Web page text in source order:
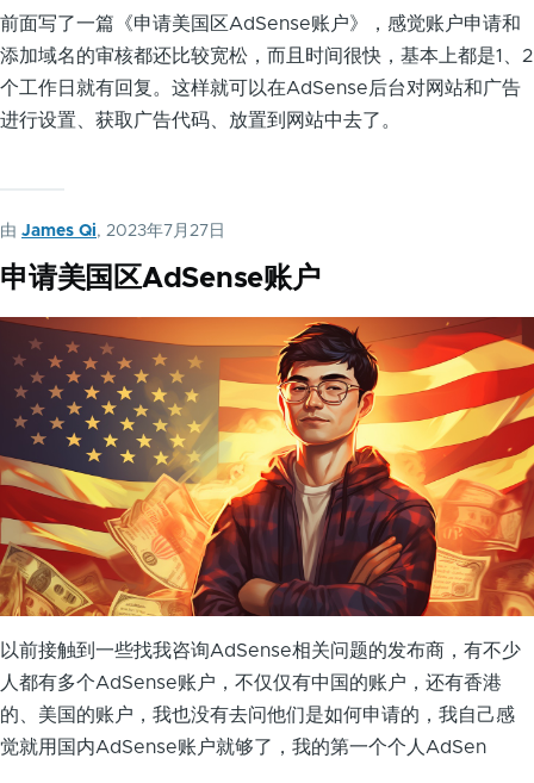
前面写了一篇《申请美国区AdSense账户》，感觉账户申请和
添加域名的审核都还比较宽松，而且时间很快，基本上都是1、2
个工作日就有回复。这样就可以在AdSense后台对网站和广告
进行设置、获取广告代码、放置到网站中去了。
由 James Qi, 2023年7月27日
申请美国区AdSense账户
以前接触到一些找我咨询AdSense相关问题的发布商，有不少
人都有多个AdSense账户，不仅仅有中国的账户，还有香港
的、美国的账户，我也没有去问他们是如何申请的，我自己感
觉就用国内AdSense账户就够了，我的第一个个人AdSen